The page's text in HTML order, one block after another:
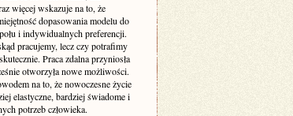
więcej wskazuje na to, że
dopasowania modelu do
i indywidualnych preferencji.
pracujemy, lecz czy potrafimy
Praca zdalna przyniosła
otworzyła nowe możliwości.
na to, że nowoczesne życie
elastyczne, bardziej świadome i
potrzeb człowieka.